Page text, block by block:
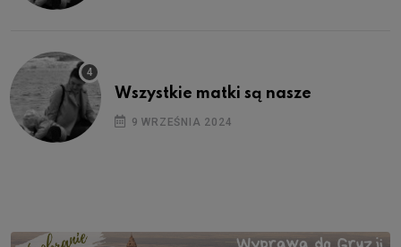
Wszystkie matki są nasze
9 WRZEŚNIA 2024